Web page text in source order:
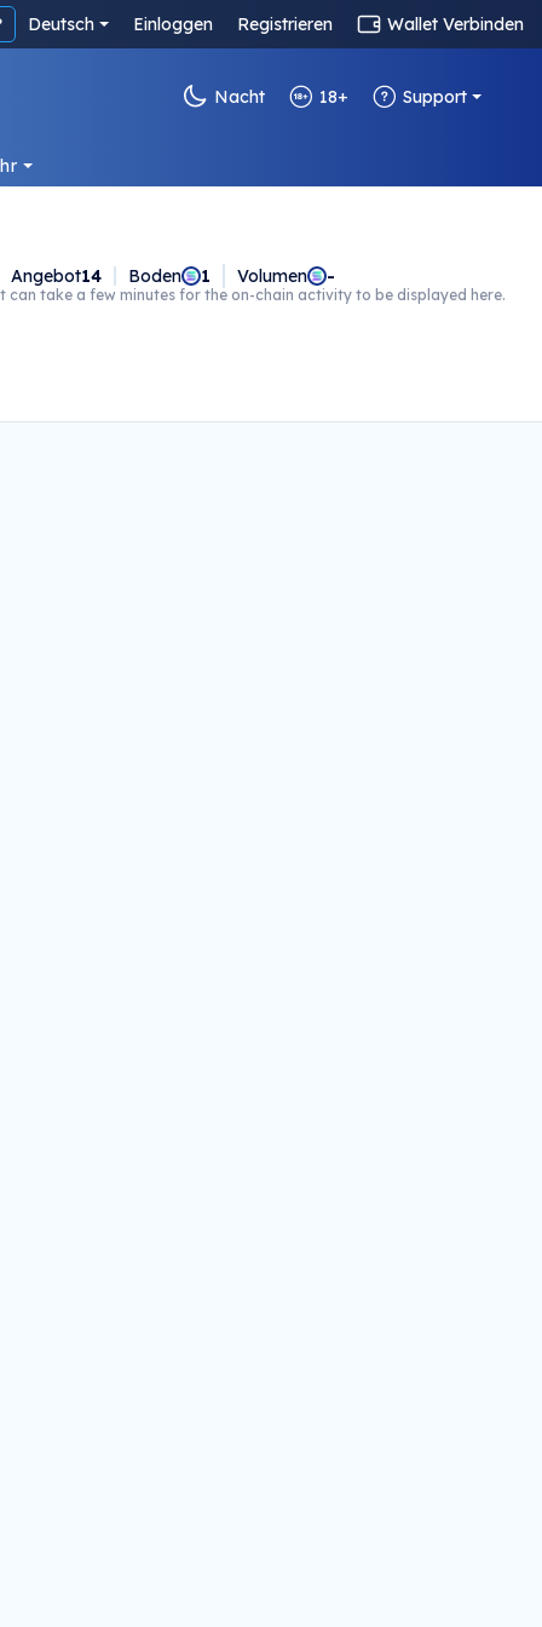
Deutsch Einloggen Registrieren Wallet Verbinden
Nacht 18+ Support
Angebot14 Boden 1 Volumen -
can take a few minutes for the on-chain activity to be displayed here.